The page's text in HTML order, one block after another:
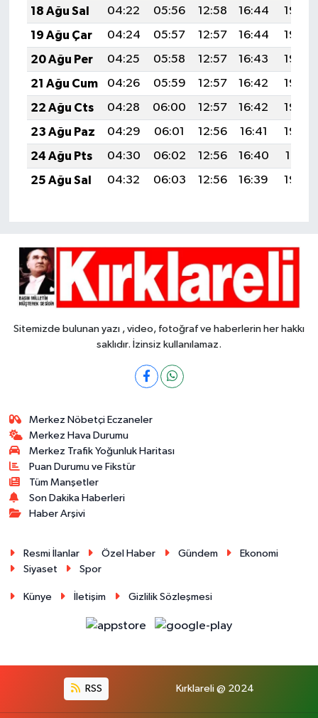
18 Ağu Sal
04:22 05:56 12:58 16:44
19:49
19 Ağu Çar
04:24 05:57 12:57 16:44
19:48
20 Ağu Per
04:25 05:58 12:57 16:43
19:46
21 Ağu Cum
04:26 05:59 12:57 16:42
19:45
22 Ağu Cts
04:28 06:00 12:57 16:42
19:44
23 Ağu Paz
04:29 06:01 12:56 16:41
19:42
24 Ağu Pts
04:30 06:02 12:56 16:40
19:41
25 Ağu Sal
04:32 06:03 12:56 16:39 19:39
Sitemizde bulunan yazı , video, fotoğraf ve haberlerin her hakkı
saklıdır. İzinsiz kullanılamaz.
Merkez Nöbetçi Eczaneler
Merkez Hava Durumu
Merkez Trafik Yoğunluk Haritası
Puan Durumu ve Fikstür
Tüm Manşetler
Son Dakika Haberleri
Haber Arşivi
Resmi İlanlar Özel Haber Gündem
Ekonomi
Siyaset
Spor
Künye İletişim Gizlilik Sözleşmesi
RSS Kırklareli @ 2024